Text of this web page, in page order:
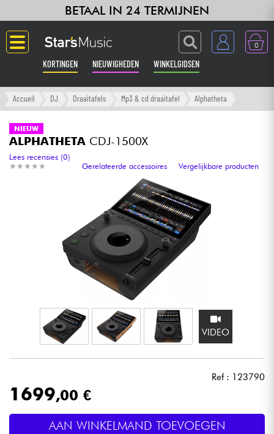
BETAAL IN 24 TERMIJNEN
0
KORTINGEN NIEUWIGHEDEN WINKELGIDSEN
Langue
Versterker & Effecten
Synths & samplers
Home-studio
Microfoon
Licht
Accueil DJ Draaitafels Mp3 & cd draaitafel Alphatheta
NIEUW
ALPHATHETA CDJ-1500X
★ ★ ★ ★ ★
★ ★ ★ ★ ★
Lees recensies (0)
Gerelateerde accessoires
Vergelijkbare producten
VIDEO
Ref : 123790
1699,00 €
AAN WINKELMAND TOEVOEGEN